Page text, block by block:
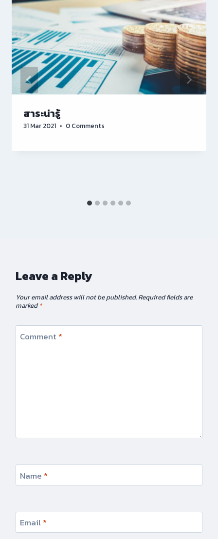
สาระน่ารู้
31 Mar 2021 0 Comments
Leave a Reply
Your email address will not be published. Required fields are
marked*
Comment *
Name *
Email*